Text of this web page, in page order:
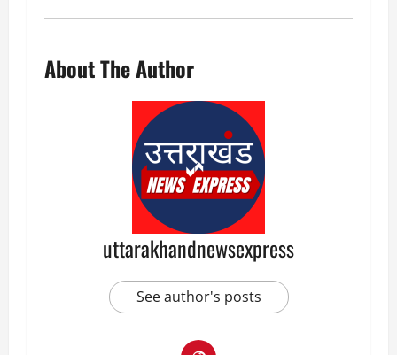
About The Author
uttarakhandnewsexpress
See author's posts